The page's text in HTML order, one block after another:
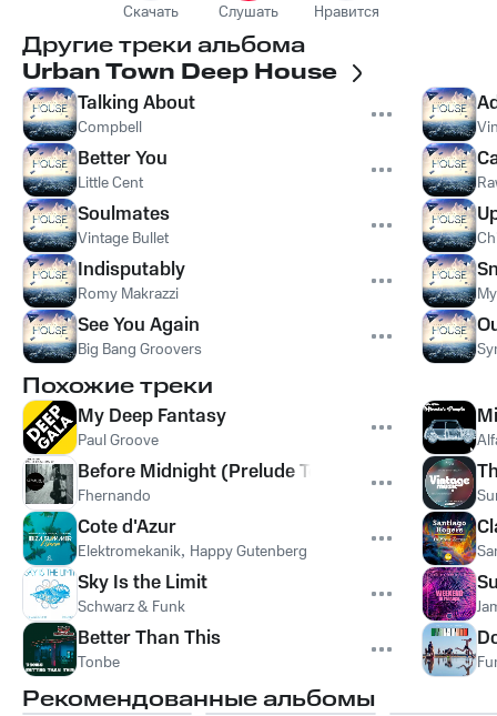
Скачать Слушать Нравится
Другие треки альбома
Urban Town Deep House
Talking About
Compbell
Better You
Little Cent
Soulmates
Vintage Bullet
Indisputably
Romy Makrazzi
See You Again
Big Bang Groovers
Похожие треки
My Deep Fantasy
Paul Groove
Before Midnight (Prelude To Love)
Fhernando
Cote d'Azur
Elektromekanik, Happy Gutenberg
Sky Is the Limit
Schwarz & Funk
Better Than This
Tonbe
Рекомендованные альбомы